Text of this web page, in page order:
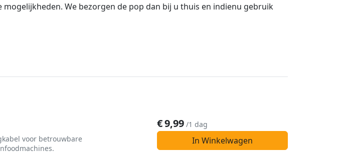
We bezorgen de pop dan bij u thuis en indienu gebruik
€9,99 /1 dag
In Winkelwagen
voor betrouwbare